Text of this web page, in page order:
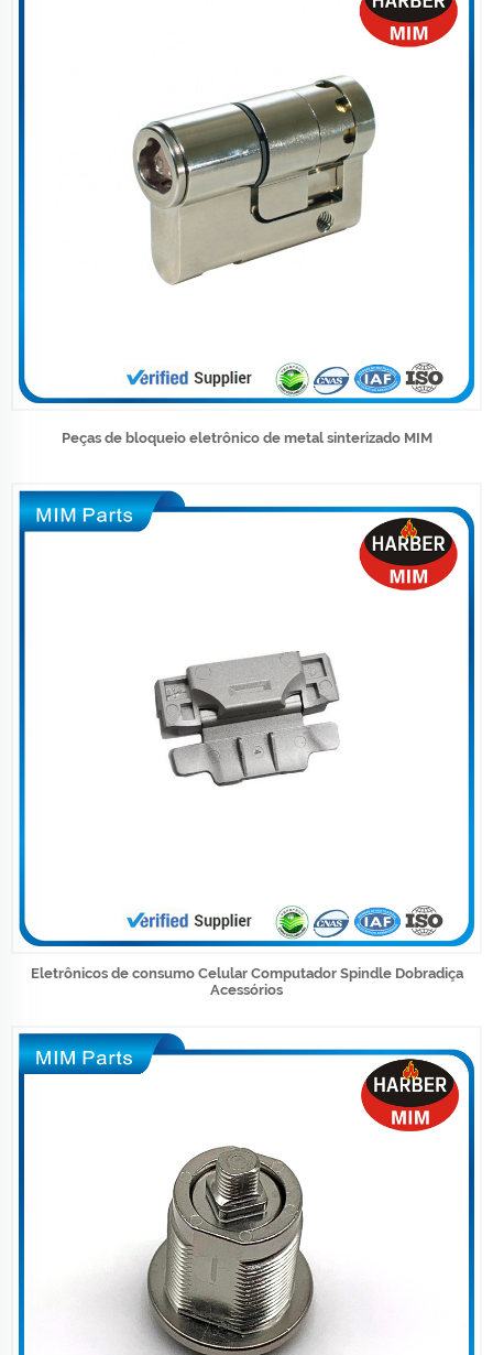
Peças de bloqueio eletrônico de metal sinterizado MIM
Eletrônicos de consumo Celular Computador Spindle Dobradiça
Acessórios